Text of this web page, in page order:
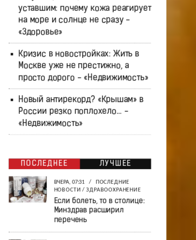
уставшим: почему кожа реагирует
на море и солнце не сразу -
«Здоровье»
Кризис в новостройках: Жить в
Москве уже не престижно, а
просто дорого - «Недвижимость»
Новый антирекорд? «Крышам» в
России резко поплохело… -
«Недвижимость»
ПОСЛЕДНЕЕ ЛУЧШЕЕ
ВЧЕРА, 07:31 /
ПОСЛЕДНИЕ
НОВОСТИ / ЗДРАВООХРАНЕНИЕ
Если болеть, то в столице:
Минздрав расширил
перечень